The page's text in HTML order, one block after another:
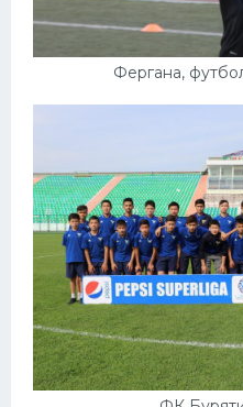
Фергана,